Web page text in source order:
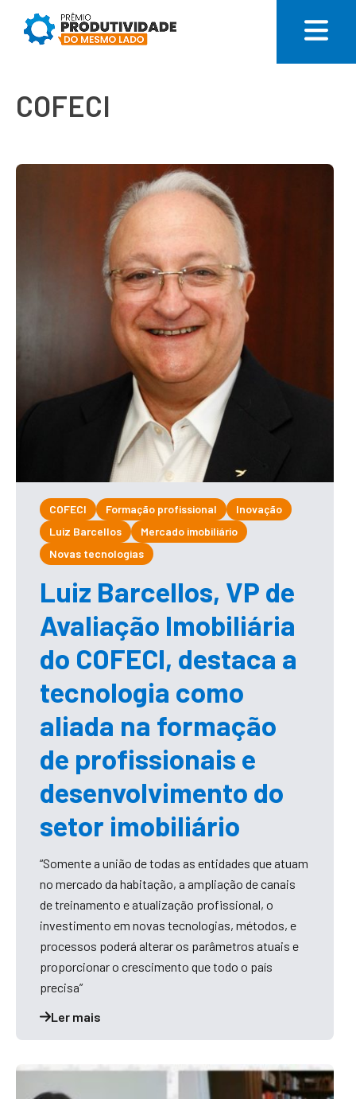
COFECI
COFECI Formação profissional
Inovação
Luiz Barcellos
Mercado imobiliário
Novas tecnologias
Luiz Barcellos, VP de
Avaliação Imobiliária
do COFECI, destaca a
tecnologia como
aliada na formação
de profissionais e
desenvolvimento do
setor imobiliário
“Somente a união de todas as entidades que atuam
no mercado da habitação, a ampliação de canais
de treinamento e atualização profissional, o
investimento em novas tecnologias, métodos, e
processos poderá alterar os parâmetros atuais e
proporcionar o crescimento que todo o país
precisa”
Ler mais